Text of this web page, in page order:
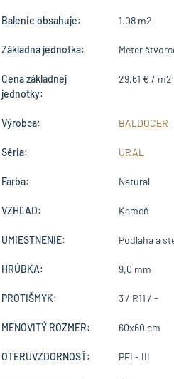
Balenie obsahuje: 1.08 m2
Základná jednotka: Meter
Cena základnej
jednotky:
29,61 € / m2
Výrobca: BALDOCER
Séria: URAL
Farba: Natural
VZHĽAD: Kameň
UMIESTNENIE: Podlaha a
HRÚBKA: 9,0 mm
PROTIŠMYK: 3 / R11 / -
MENOVITÝ ROZMER: 60x60 cm
OTERUVZDORNOSŤ: PEI - III